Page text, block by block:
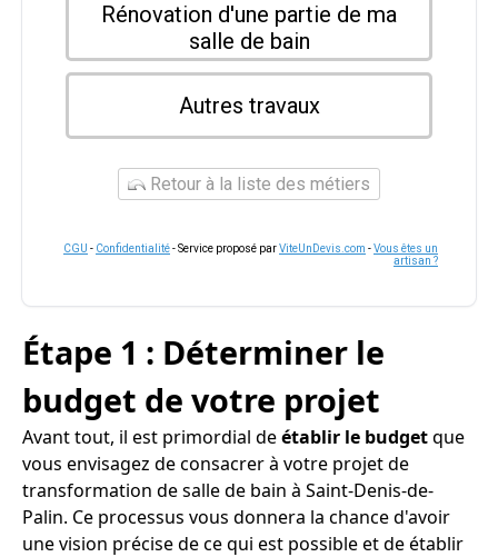
Rénovation d'une partie de ma
salle de bain
Autres travaux
Retour à la liste des métiers
CGU - Confidentialité- Service proposé parViteUnDevis.com -Vous êtes un
artisan ?
Étape 1 : Déterminer le
budget de votre projet
Avant tout, il est primordial deétablir le budgetque
vous envisagez de consacrer à votre projet de
transformation de salle de bain à Saint-Denis-de-
Palin. Ce processus vous donnera la chance d'avoir
une vision précise de ce qui est possible et de établir